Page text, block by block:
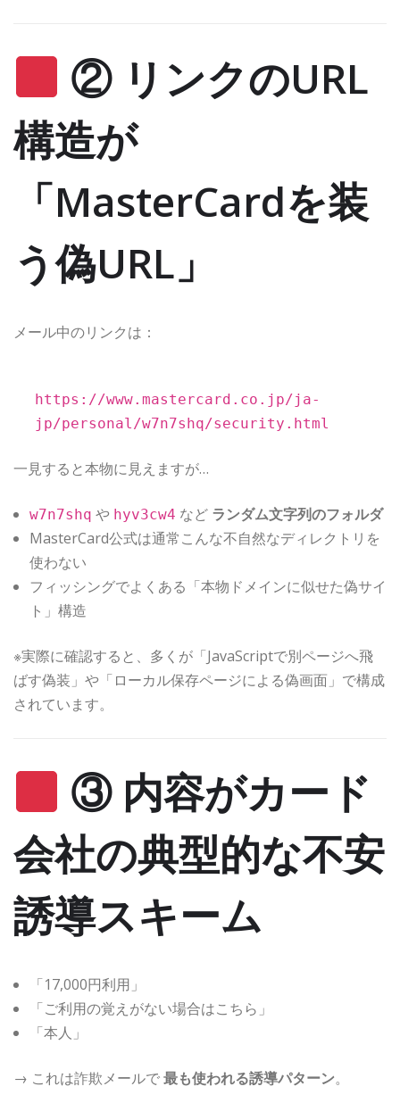
② リンクのURL
構造が
「MasterCardを装
う偽URL」
メール中のリンクは：
https://www.mastercard.co.jp/ja-
jp/personal/w7n7shq/security.html
一見すると本物に見えますが…
w7n7shq や hyv3cw4 など ランダム文字列のフォルダ
MasterCard公式は通常こんな不自然なディレクトリを
使わない
フィッシングでよくある「本物ドメインに似せた偽サイ
ト」構造
※実際に確認すると、多くが「JavaScriptで別ページへ飛
ばす偽装」や「ローカル保存ページによる偽画面」で構成
されています。
③ 内容がカード
会社の典型的な不安
誘導スキーム
「17,000円利用」
「ご利用の覚えがない場合はこちら」
「本人」
→ これは詐欺メールで最も使われる誘導パターン。